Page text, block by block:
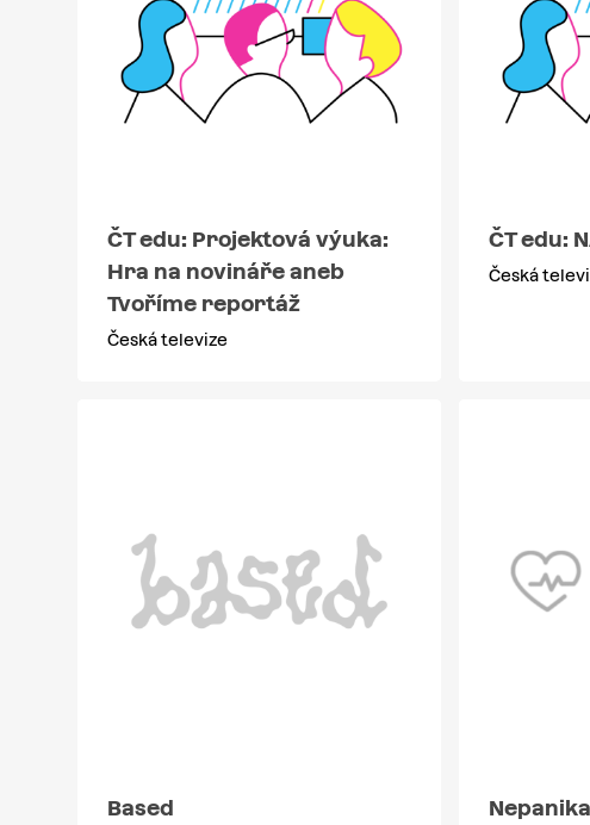
ČT edu: Projektová výuka:
Hra na novináře aneb
Tvoříme reportáž
Česká televize
ČT edu:
Česká
Based